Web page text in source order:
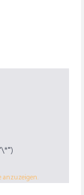
anzuzeigen.